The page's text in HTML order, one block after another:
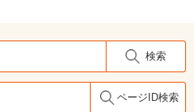
検索
ページID検索